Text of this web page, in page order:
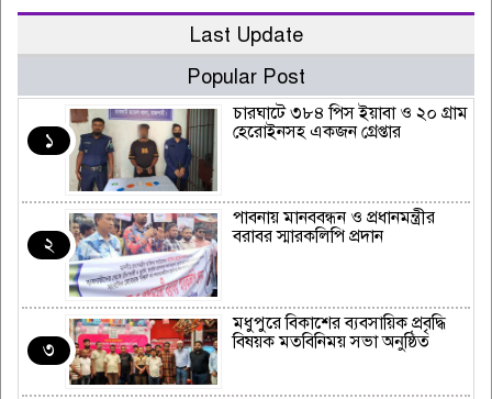
Last Update
Popular Post
১
চারঘাটে ৩৮৪ পিস ইয়াবা ও ২০ গ্রাম
হেরোইনসহ একজন গ্রেপ্তার
২
পাবনায় মানববন্ধন ও প্রধানমন্ত্রীর
বরাবর স্মারকলিপি প্রদান
৩
মধুপুরে বিকাশের ব্যবসায়িক প্রবৃদ্ধি
বিষয়ক মতবিনিময় সভা অনুষ্ঠিত